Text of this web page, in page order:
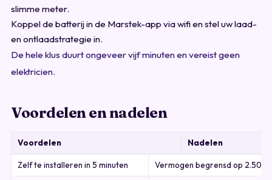
slimme meter.
Koppel de batterij in de Marstek-app via wifi en stel uw laad-
en ontlaadstrategie in.
De hele klus duurt ongeveer vijf minuten en vereist geen
elektricien.
Voordelen en nadelen
Voordelen Nadelen
Zelf te installeren in 5 minuten Vermogen begrensd op 2.500